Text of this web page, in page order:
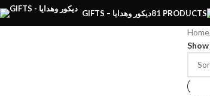
GIFTS – ديكور وهدايا81 PRODUCTS
Home
Show